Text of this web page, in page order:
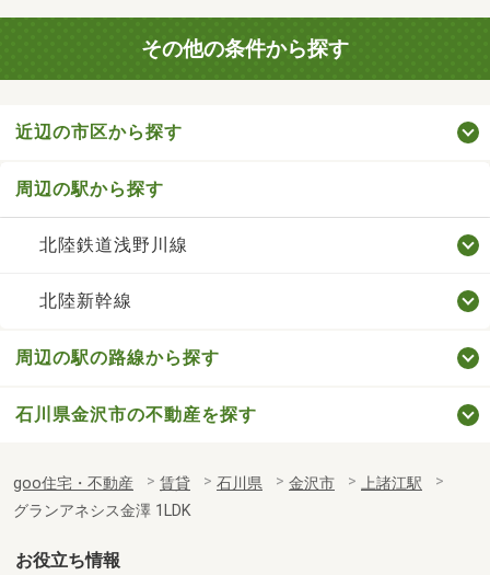
その他の条件から探す
近辺の市区から探す
周辺の駅から探す
北陸鉄道浅野川線
北陸新幹線
周辺の駅の路線から探す
石川県金沢市の不動産を探す
goo住宅・不動産 賃貸 石川県 金沢市
上諸江駅
グランアネシス金澤 1LDK
お役立ち情報